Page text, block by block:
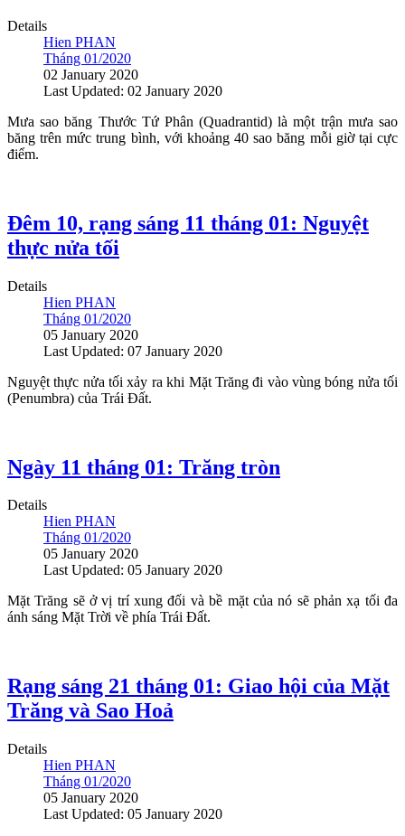
Details
Hien PHAN
Tháng 01/2020
02 January 2020
Last Updated: 02 January 2020
Mưa sao băng Thước Tứ Phân (Quadrantid) là một trận mưa sao
băng trên mức trung bình, với khoảng 40 sao băng mỗi giờ tại cực
điểm.
Đêm 10, rạng sáng 11 tháng 01: Nguyệt
thực nửa tối
Details
Hien PHAN
Tháng 01/2020
05 January 2020
Last Updated: 07 January 2020
Nguyệt thực nửa tối xảy ra khi Mặt Trăng đi vào vùng bóng nửa tối
(Penumbra) của Trái Đất.
Ngày 11 tháng 01: Trăng tròn
Details
Hien PHAN
Tháng 01/2020
05 January 2020
Last Updated: 05 January 2020
Mặt Trăng sẽ ở vị trí xung đối và bề mặt của nó sẽ phản xạ tối đa
ánh sáng Mặt Trời về phía Trái Đất.
Rạng sáng 21 tháng 01: Giao hội của Mặt
Trăng và Sao Hoả
Details
Hien PHAN
Tháng 01/2020
05 January 2020
Last Updated: 05 January 2020